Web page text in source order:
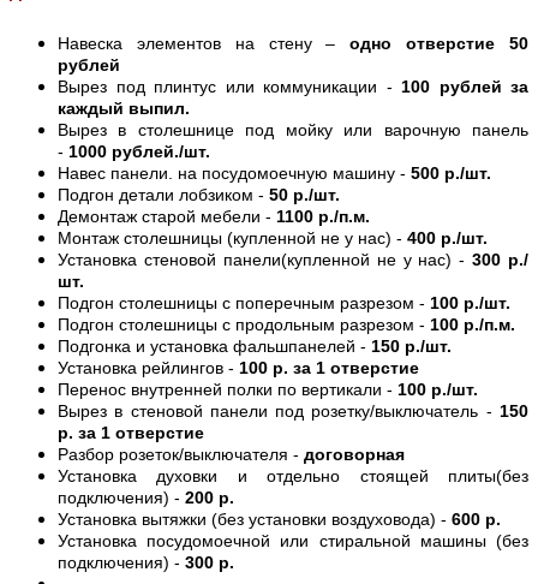
Навеска элементов на стену –одно отверстие 50
рублей
Вырез под плинтус или коммуникации - 100 рублей за
каждый выпил.
Вырез в столешнице под мойку или варочную панель
- 1000 рублей./шт.
Навес панели. на посудомоечную машину - 500 р./шт.
Подгон детали лобзиком - 50 р./шт.
Демонтаж старой мебели - 1100 р./п.м.
Монтаж столешницы (купленной не у нас) - 400 р./шт.
Установка стеновой панели(купленной не у нас) -300 р./
шт.
Подгон столешницы с поперечным разрезом - 100 р./шт.
Подгон столешницы с продольным разрезом - 100 р./п.м.
Подгонка и установка фальшпанелей - 150 р./шт.
Установка рейлингов - 100 р. за 1 отверстие
Перенос внутренней полки по вертикали - 100 р./шт.
Вырез в стеновой панели под розетку/выключатель - 150
р. за 1 отверстие
Разбор розеток/выключателя - договорная
Установка духовки и отдельно стоящей плиты(без
подключения) - 200 р.
Установка вытяжки (без установки воздуховода) - 600 р.
Установка посудомоечной или стиральной машины (без
подключения) - 300 р.